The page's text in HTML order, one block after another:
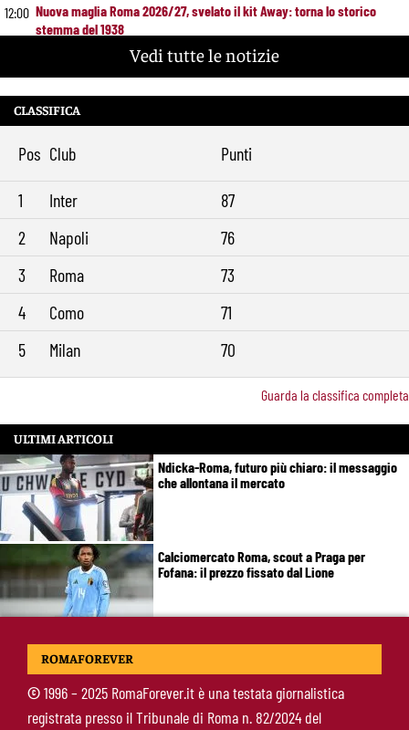
12:00 Nuova maglia Roma 2026/27, svelato il kit Away: torna lo storico
stemma del 1938
Alajbegovic, Pjanic svela il ruolo: perché il talento seguito dalla Roma
ha scelto la Juventus
9:29
Roma, il mercato ora è nelle sue mani: dopo Molina manca soltanto
l’ala
Vedi tutte le notizie
CLASSIFICA
Pos Club Punti
1 Inter
87
2
Napoli
76
3
Roma
73
4
Como
71
5
Milan 70
Guarda la classifica completa
ULTIMI ARTICOLI
Ndicka-Roma, futuro più chiaro: il messaggio
che allontana il mercato
Calciomercato Roma, scout a Praga per
Fofana: il prezzo fissato dal Lione
Calciomercato Roma, Kumbulla verso il Rayo
ROMAFOREVER
©1996 – 2025 RomaForever.it è una testata giornalistica
registrata presso il Tribunale di Roma n. 82/2024 del